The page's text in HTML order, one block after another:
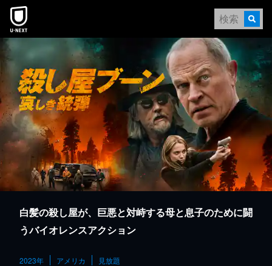
本文へスキップ
白髪の殺し屋が、巨悪と対峙する母と息子のために闘
うバイオレンスアクション
2023年 アメリカ 見放題